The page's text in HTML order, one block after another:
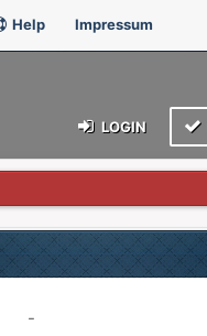
Help Impressum
LOGIN
-